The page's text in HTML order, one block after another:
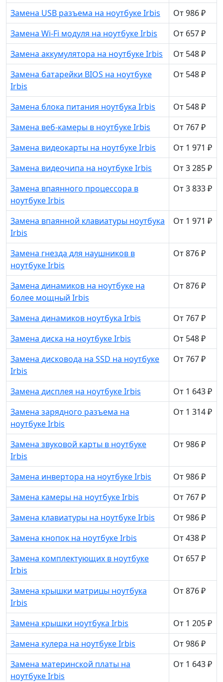
Замена USB разъема на ноутбуке Irbis
От 986 ₽
Замена Wi-Fi модуля на ноутбуке Irbis
От 657 ₽
Замена аккумулятора на ноутбуке Irbis
От 548 ₽
Замена батарейки BIOS на ноутбуке
Irbis
От 548 ₽
Замена блока питания ноутбука Irbis
От 548 ₽
Замена веб-камеры в ноутбуке Irbis
От 767 ₽
Замена видеокарты на ноутбуке Irbis
От 1 971 ₽
Замена видеочипа на ноутбуке Irbis
От 3 285 ₽
Замена впаянного процессора в
ноутбуке Irbis
От 3 833 ₽
Замена впаянной клавиатуры ноутбука
Irbis
От 1 971 ₽
Замена гнезда для наушников в
ноутбуке Irbis
От 876 ₽
Замена динамиков на ноутбуке на
более мощный Irbis
От 876 ₽
Замена динамиков ноутбука Irbis
От 767 ₽
Замена диска на ноутбуке Irbis
От 548 ₽
Замена дисковода на SSD на ноутбуке
Irbis
От 767 ₽
Замена дисплея на ноутбуке Irbis
От 1 643 ₽
Замена зарядного разъема на
ноутбуке Irbis
От 1 314 ₽
Замена звуковой карты в ноутбуке
Irbis
От 986 ₽
Замена инвертора на ноутбуке Irbis
От 986 ₽
Замена камеры на ноутбуке Irbis
От 767 ₽
Замена клавиатуры на ноутбуке Irbis
От 986 ₽
Замена кнопок на ноутбуке Irbis
От 438 ₽
Замена комплектующих в ноутбуке
Irbis
От 657 ₽
Замена крышки матрицы ноутбука
Irbis
От 876 ₽
Замена крышки ноутбука Irbis
От 1 205 ₽
Замена кулера на ноутбуке Irbis
От 986 ₽
Замена материнской платы на
ноутбуке Irbis
От 1 643 ₽